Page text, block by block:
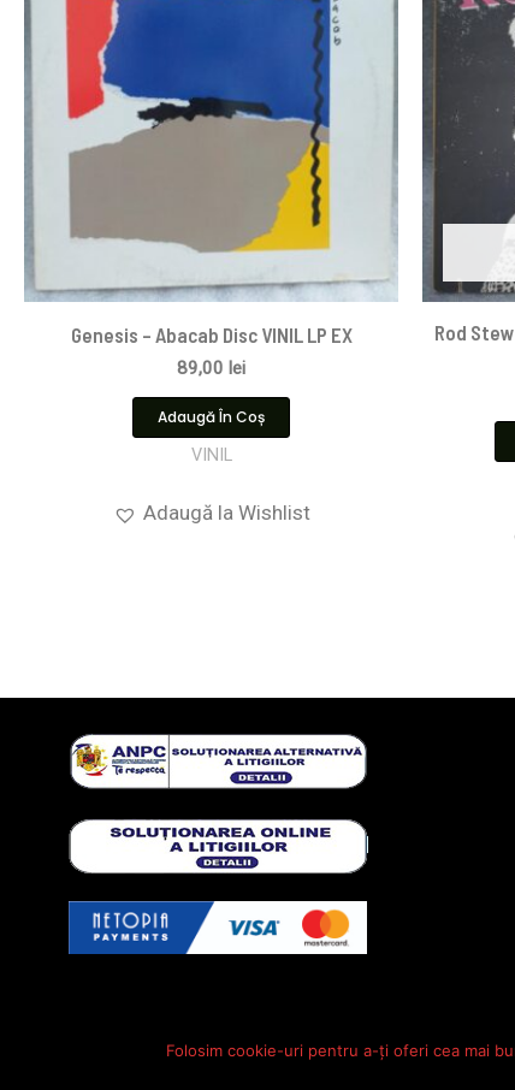
Genesis – Abacab Disc VINIL LP EX
89,00 lei
Adaugă În Coș
VINIL
Adaugă la Wishlist
Rod
Folosim cookie-uri pentru a-ți oferi cea mai